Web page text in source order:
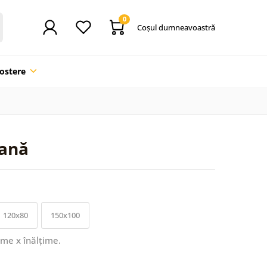
0
Coşul dumneavoastră
120x80 150x100
x înălțime.